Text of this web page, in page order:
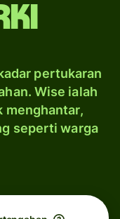
pertukaran
Wise ialah
menghantar,
seperti warga